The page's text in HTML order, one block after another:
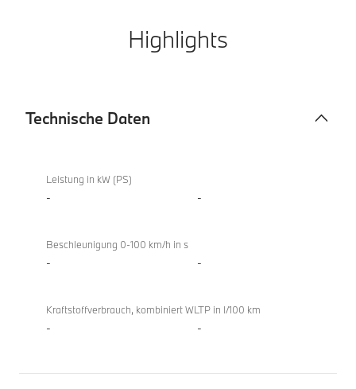
Highlights
Technische Daten
DatenLeistung in kW (PS)
- -
Beschleunigung 0-100 km/h in s
- -
Kraftstoffverbrauch, kombiniert WLTP in l/100 km
- -